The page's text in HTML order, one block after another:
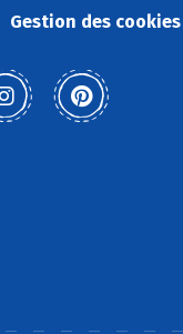
Gestion des cookies